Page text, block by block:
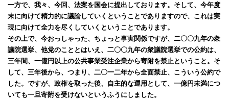
一方で、我々、今回、法案を国会に提出しております。そして、今年度
末に向けて精力的に議論していくということでありますので、これは実
現に向けて全力を尽くしていくということであります。
その上で、今おっしゃった、ちょっと事実関係ですが、二〇〇九年の衆
議院選挙、他党のこととはいえ、二〇〇九年の衆議院選挙での公約は、
三年間、一億円以上の公共事業受注企業から寄附を禁止ということ。そ
して、三年後から、つまり、二〇一二年から全面禁止、こういう公約で
した。ですが、政権を取った後、自主的な運用として、一億円未満につ
いても一旦寄附を受けないというふうにしました。